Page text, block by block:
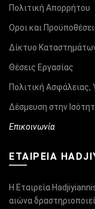
Πολιτική Απορρήτου
Οροι και
Δίκτυο
Θέσεις Εργασίας
Πολιτική Ασφάλειας,
Δέσμευση στην
Επικοινωνία
ΕΤΑΙΡΕΙΑ
Η Εταιρεία
αιώνα